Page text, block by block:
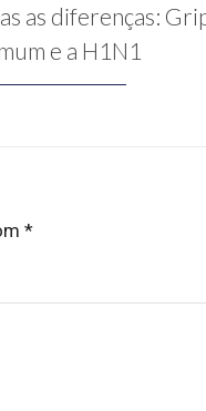
as diferenças:
e a H1N1
*